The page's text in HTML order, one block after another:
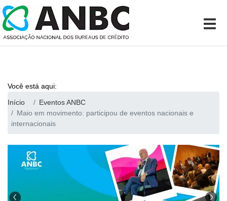
Você está aqui:
Início
Eventos ANBC
Maio em movimento: participou de eventos nacionais e
internacionais